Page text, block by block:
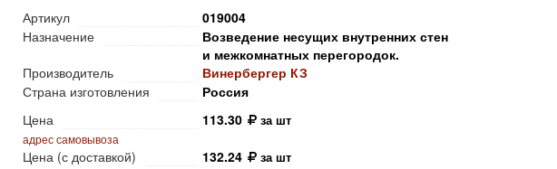
Артикул
019004
Назначение
Возведение несущих внутренних стен
и межкомнатных перегородок.
Производитель
Винербергер КЗ
Страна изготовления
Россия
Цена
113.30 за шт
адрес самовывоза
Цена (с доставкой) 132.24 за шт